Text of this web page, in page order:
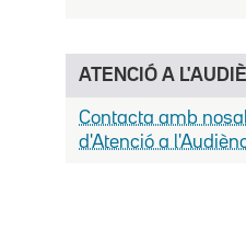
ATENCIÓ A
Contacta amb
d'Atenció a